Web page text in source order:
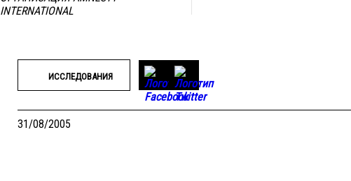
ИССЛЕДОВАНИЯ
31/08/2005